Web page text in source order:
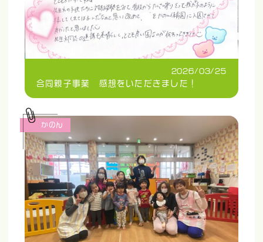
2026/03/25
合同親子事業 感想をいただきました！
かのん